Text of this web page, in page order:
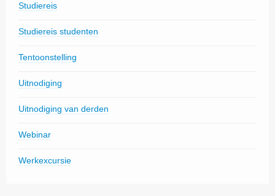
Studiereis
Studiereis studenten
Tentoonstelling
Uitnodiging
Uitnodiging van derden
Webinar
Werkexcursie